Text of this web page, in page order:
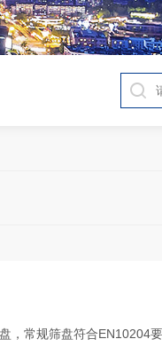
，常规筛盘符合EN10204